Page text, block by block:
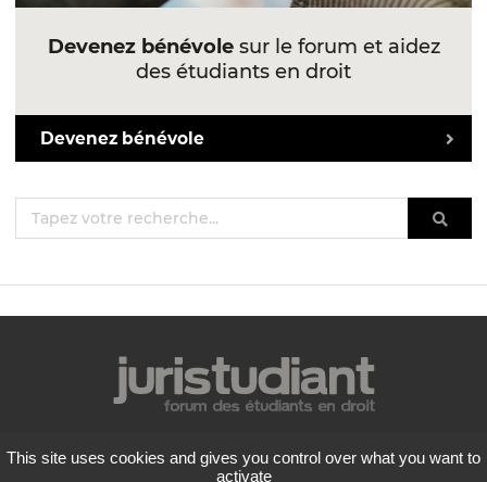
Devenez bénévolesur le forum et aidez
des étudiants en droit
Devenez bénévole
Mentions légales
Politique de confidentialité
This site uses cookies and gives you control over what you want to
activate